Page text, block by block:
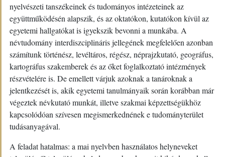
nyelvészeti tanszékeinek és tudományos intézeteinek az
együttműködésén alapszik, és az oktatókon, kutatókon kívül az
egyetemi hallgatókat is igyekszik bevonni a munkába. A
névtudomány interdiszciplináris jellegének megfelelően azonban
számítunk történész, levéltáros, régész, néprajzkutató, geográfus,
kartográfus szakemberek és az őket foglalkoztató intézmények
részvételére is. De emellett várjuk azoknak a tanároknak a
jelentkezését is, akik egyetemi tanulmányaik során korábban már
végeztek névkutató munkát, illetve szakmai képzettségükhöz
kapcsolódóan szívesen megismerkednének e tudományterület
tudásanyagával.
A feladat hatalmas: a mai nyelvben használatos helyneveket